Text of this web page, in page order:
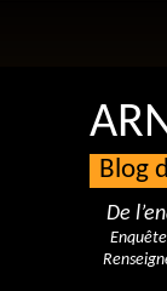
Blog
De